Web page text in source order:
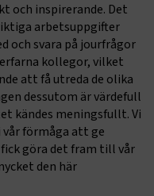
och inspirerande. Det
arbetsuppgifter
och svara på jourfrågor
kollegor, vilket
att få utreda de olika
dessutom är värdefull
kändes meningsfullt. Vi
förmåga att ge
göra det fram till vår
den här